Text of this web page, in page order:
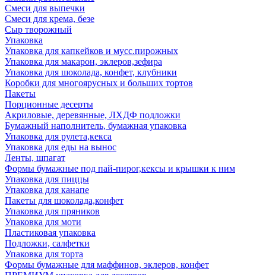
Смеси для выпечки
Смеси для крема, безе
Сыр творожный
Упаковка
Упаковка для капкейков и мусс.пирожных
Упаковка для макарон, эклеров,зефира
Упаковка для шоколада, конфет, клубники
Коробки для многоярусных и больших тортов
Пакеты
Порционные десерты
Акриловые, деревянные, ЛХДФ подложки
Бумажный наполнитель, бумажная упаковка
Упаковка для рулета,кекса
Упаковка для еды на вынос
Ленты, шпагат
Формы бумажные под пай-пирог,кексы и крышки к ним
Упаковка для пиццы
Упаковка для канапе
Пакеты для шоколада,конфет
Упаковка для пряников
Упаковка для моти
Пластиковая упаковка
Подложки, салфетки
Упаковка для торта
Формы бумажные для маффинов, эклеров, конфет